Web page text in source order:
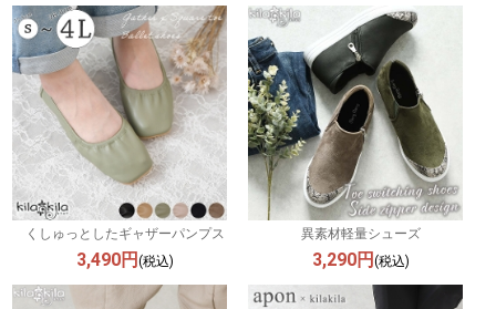
くしゅっとしたギャザーパンプス
3,490円(税込)
異素材軽量シューズ
3,290円 (税込)